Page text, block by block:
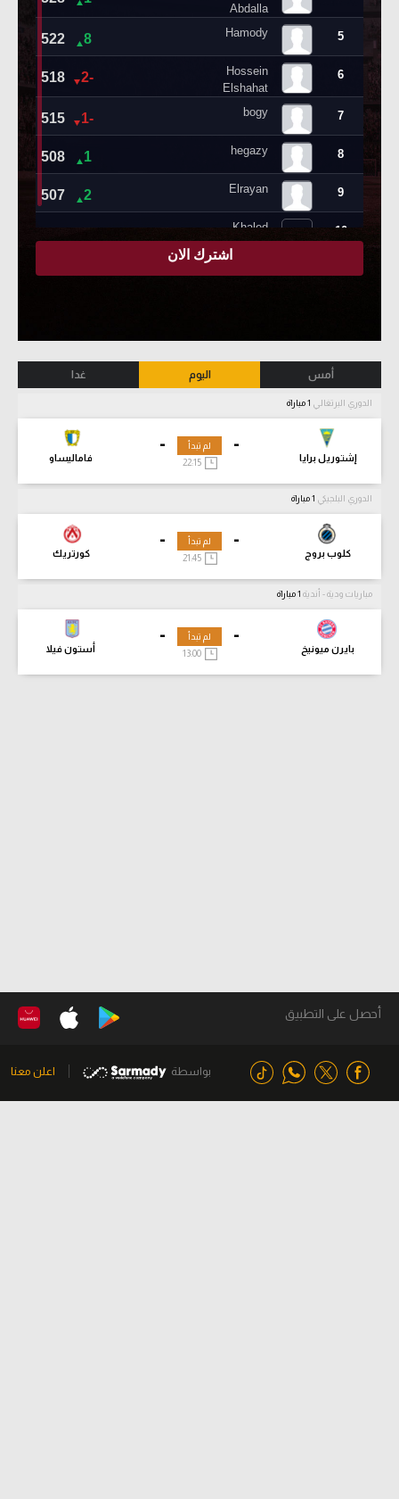
أمس اليوم غدا
الدوري البرتغالي
-
إشتوريل برايا
-
فاماليساو
لم تبدأ
22:15
الدوري البلجيكي
-
كلوب بروج
-
كورتريك
لم تبدأ
21:45
مباريات ودية - أندية
-
بايرن ميونيخ
-
أستون فيلا
لم تبدأ
13:00
أحصل على التطبيق
بواسطة اعلن معنا